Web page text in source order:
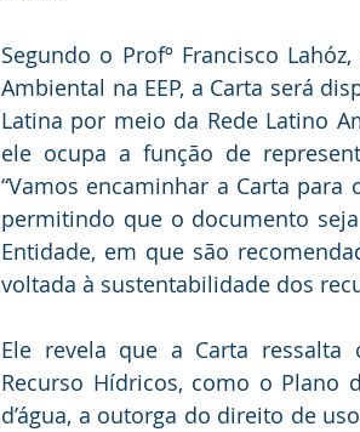
Segundo o Profº Francisco
Ambiental na EEP, a Carta será
Latina por meio da Rede Latino
ele ocupa a função de
“Vamos encaminhar a Carta para
permitindo que o documento
Entidade, em que são
voltada à sustentabilidade dos
Ele revela que a Carta
Recurso Hídricos, como o Plano
d’água, a outorga do direito de